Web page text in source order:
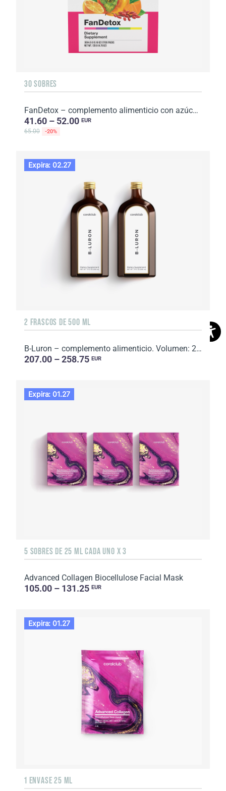
30 SOBRES
FanDetox – complemento alimenticio con azúcar y edulcorantes. 30 sobres. Peso neto: 135 g.
41.60 – 52.00 EUR
65.00 -20%
Expira: 02.27
2 FRASCOS DE 500 ML
B-Luron – complemento alimenticio. Volumen: 2 x 500 ml.
207.00 – 258.75 EUR
Expira: 01.27
5 SOBRES DE 25 ML CADA UNO X 3
Advanced Collagen Biocellulose Facial Mask
105.00 – 131.25 EUR
Expira: 01.27
1 ENVASE 25 ML